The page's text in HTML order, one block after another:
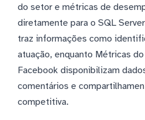
do setor e métricas de
diretamente para o SQL
traz informações como
atuação, enquanto Métricas
Facebook disponibilizam
comentários e
competitiva.